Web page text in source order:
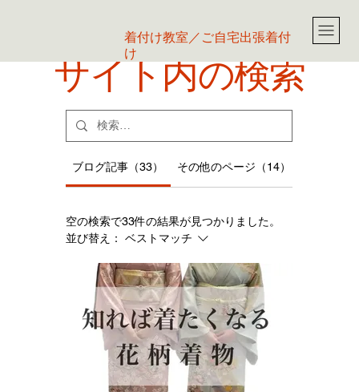
​着付け教室／ご自宅出張着付
け
サイト内の検索
ブログ記事（33） その他のページ（14）
空の検索で33件の結果が見つかりました。
並び替え：
ベストマッチ